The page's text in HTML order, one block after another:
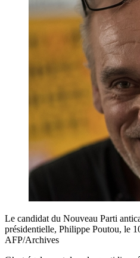
Le candidat du Nouveau Parti
présidentielle, Philippe Poutou, le
AFP/Archives